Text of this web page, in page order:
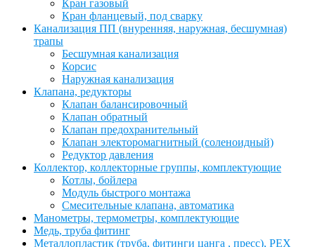
Кран газовый
Кран фланцевый, под сварку
Канализация ПП (внуренняя, наружная, бесшумная)
трапы
Бесшумная канализация
Корсис
Наружная канализация
Клапана, редукторы
Клапан балансировочный
Клапан обратный
Клапан предохранительный
Клапан электоромагнитный (соленоидный)
Редуктор давления
Коллектор, коллекторные группы, комплектующие
Котлы, бойлера
Модуль быстрого монтажа
Смесительные клапана, автоматика
Манометры, термометры, комплектующие
Медь, труба фитинг
Металлопластик (труба, фитинги цанга , пресс), PEX